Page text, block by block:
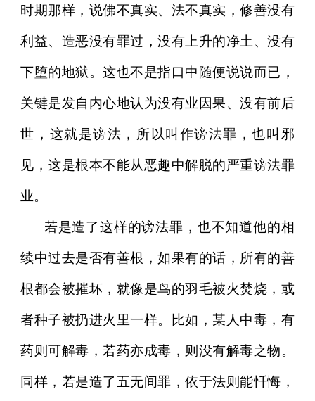
时期那样，说佛不真实、法不真实，修善没有
利益、造恶没有罪过，没有上升的净土、没有
下堕的地狱。这也不是指口中随便说说而已，
关键是发自内心地认为没有业因果、没有前后
世，这就是谤法，所以叫作谤法罪，也叫邪
见，这是根本不能从恶趣中解脱的严重谤法罪
业。
若是造了这样的谤法罪，也不知道他的相
续中过去是否有善根，如果有的话，所有的善
根都会被摧坏，就像是鸟的羽毛被火焚烧，或
者种子被扔进火里一样。比如，某人中毒，有
药则可解毒，若药亦成毒，则没有解毒之物。
同样，若是造了五无间罪，依于法则能忏悔，